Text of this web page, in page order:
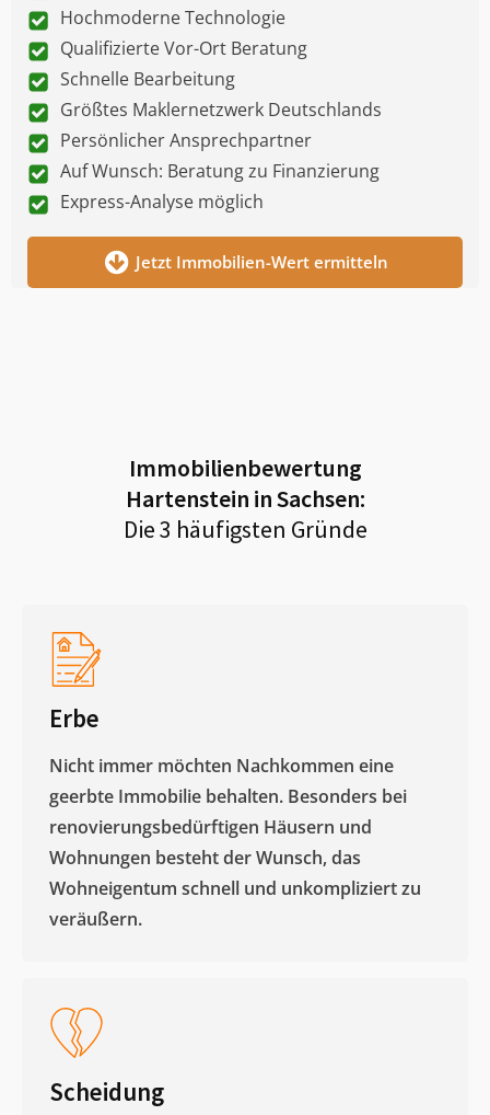
Hochmoderne Technologie
Qualifizierte Vor-Ort Beratung
Schnelle Bearbeitung
Größtes Maklernetzwerk Deutschlands
Persönlicher Ansprechpartner
Auf Wunsch: Beratung zu Finanzierung
Express-Analyse möglich
Jetzt Immobilien-Wert ermitteln
Immobilienbewertung
Hartenstein in Sachsen:
Die 3 häufigsten Gründe
Erbe
Nicht immer möchten Nachkommen eine
geerbte Immobilie behalten. Besonders bei
renovierungsbedürftigen Häusern und
Wohnungen besteht der Wunsch, das
Wohneigentum schnell und unkompliziert zu
veräußern. ​
Scheidung